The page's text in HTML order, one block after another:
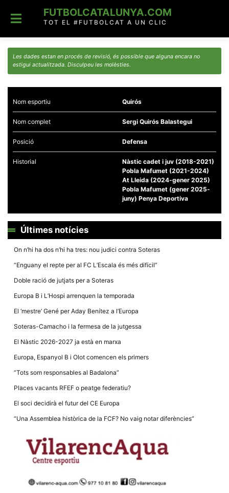
content
FUTBOLCATALUNYA.COM
TOT EL #FUTBOLCAT A UN CLIC
Les dades estan en procés de revisió, és possible que alguna encara no
estigui actualitzada. Disculpeu les molèsties.
Nom esportiu Quirós
Nom complet Sergi Quirós Balastegui
Posició Defensa
Historial
Nàstic cadet i juv (2018-2021)
Pobla Mafumet (2021-2024)
At Lleida (2024-gener 2025)
Pobla Mafumet (gener 2025-
juny) Penya Deportiva
Últimes notícies
On n’hi ha dos n’hi ha tres: nou judici contra Soteras
“Enguany el repte per al FC L’Escala és més difícil”
Doble ració de jutjats per a Soteras
Europa B i L’Hospi arrenquen la temporada
El ‘mestre’ Gené per Aday Benítez a l’Europa
Soteras-Camacho i la fermesa de la jutgessa
El Nàstic 2026-2027 ja està en marxa
Europa, Espanyol B i Olot comencen els primers
“Tots som responsables al Badalona”
Places vacants RFEF o peatge federatiu?
El soci decidirà el futur del CE Europa
“Una Assemblea històrica de la FCF? No vaig notar diferències”
Aquestes
són
són
tècnic de la
dades
estadístiques
del lloc web
per a millorar
la funcionalitat
estructura.